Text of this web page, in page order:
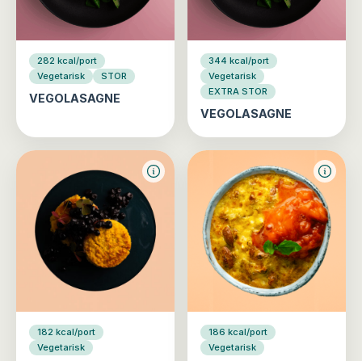
282 kcal/port
Vegetarisk
STOR
VEGOLASAGNE
344 kcal/port
Vegetarisk
EXTRA STOR
VEGOLASAGNE
182 kcal/port
Vegetarisk
186 kcal/port
Vegetarisk